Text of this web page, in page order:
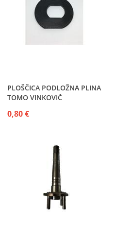
PLOŠČICA PODLOŽNA PLINA
TOMO VINKOVIČ
0,80 €